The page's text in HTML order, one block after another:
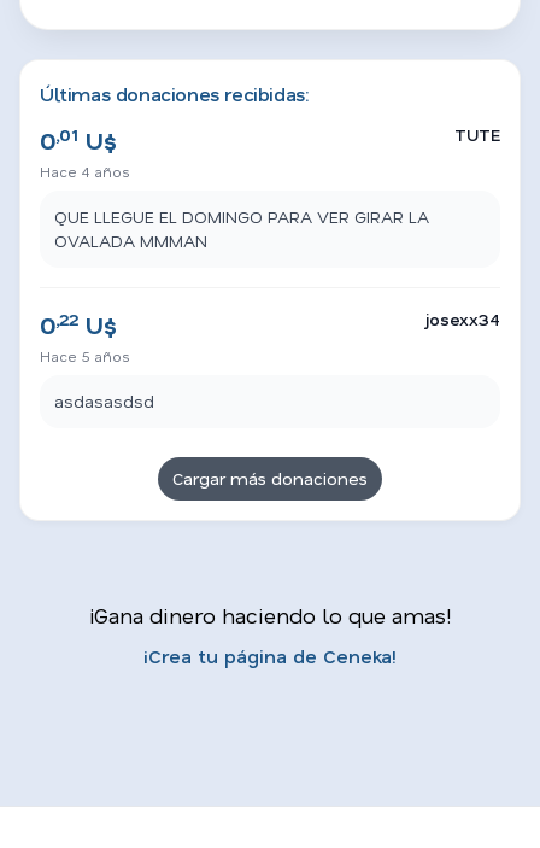
Últimas donaciones recibidas:
0,01 U$
Hace 4 años
TUTE
QUE LLEGUE EL DOMINGO PARA VER GIRAR LA
OVALADA MMMAN
0,22 U$
Hace 5 años
josexx34
asdasasdsd
Cargar más donaciones
¡Gana dinero haciendo lo que amas!
¡Crea tu página de Ceneka!